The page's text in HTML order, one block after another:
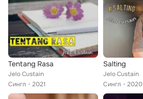
Tentang Rasa
Jelo Custain
Сингл
2021
Salting
Jelo Custain
Сингл
2020